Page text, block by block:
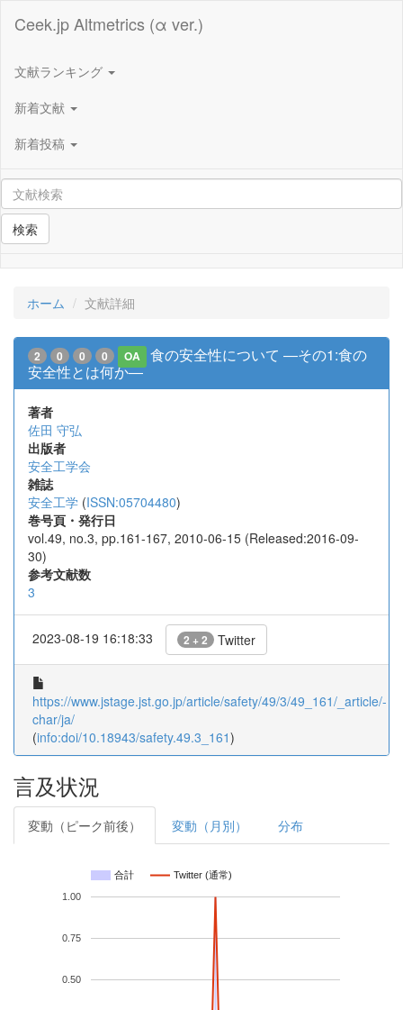
Ceek.jp Altmetrics (α ver.)
文献ランキング
新着文献
新着投稿
検索
ホーム 文献詳細
2 0 0 0 OA
食の安全性について ―その1:食の
安全性とは何か―
著者
佐田 守弘
出版者
安全工学会
雑誌
安全工学 (ISSN:05704480)
巻号頁・発行日
vol.49, no.3, pp.161-167, 2010-06-15 (Released:2016-09-
30)
参考文献数
3
2023-08-19 16:18:33 2 + 2 Twitter
https://www.jstage.jst.go.jp/article/safety/49/3/49_161/_article/-
char/ja/
(info:doi/10.18943/safety.49.3_161)
言及状況
変動（ピーク前後） 変動（月別） 分布
合計 Twitter (通常)
0.50
0.75
1.00